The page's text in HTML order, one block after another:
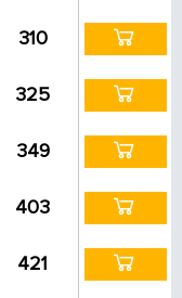
310
325
349
403
421